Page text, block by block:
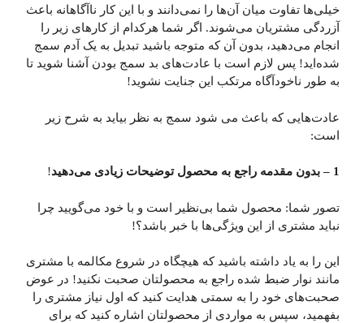
خیلی‌ها تفاوت میان آن‌ها را نمی‌دانند و با این کار ناآگاهانه باعث
آزردگی مشتریان می‌شوند. اگر شما هرکدام از کارهای زیر را
انجام می‌دهید، بدون آن که متوجه باشید تبدیل به یک آدم سمج
شده‌اید! پس لازم است با عادت‌های بد سمج بودن آشنا شوید تا
به طور ناخودآگاه مرتکب این جنایت نشوید!
عادت‌هایی که باعث می شود سمج به نظر بیاید به شرح زیر
است:
1 – بدون مقدمه راجع به محصول توضیحات زیادی می‌دهید !
تصور شما: محصول شما بی‌نظیر است و با خود می‌گویید چرا
نباید مشتری از این ویژگی‌ها با خبر باشد؟!
این را به یاد داشته باشید که هیچگاه در شروع مکالمه با مشتری
مانند نوار ضبط شده راجع به محصولتان صحبت نکنید! در عوض
صحبت‌های خود را به سمتی هدایت کنید که اول نیاز مشتری را
بفهمید، سپس به مواردی از محصولتان اشاره کنید که برای